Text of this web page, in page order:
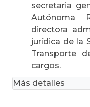
secretaria
Autónoma
directora
jurídica de la
Transporte
cargos.
Más detalles